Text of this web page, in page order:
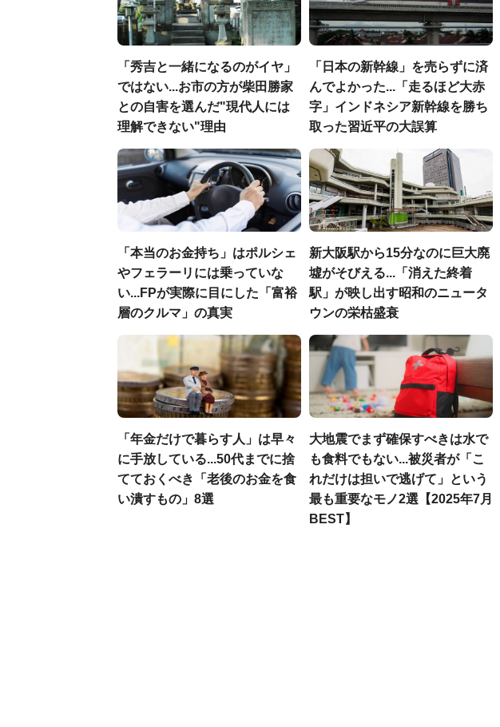
「秀吉と一緒になるのがイヤ」
ではない...お市の方が柴田勝家
との自害を選んだ"現代人には
理解できない"理由
「日本の新幹線」を売らずに済
んでよかった...「走るほど大赤
字」インドネシア新幹線を勝ち
取った習近平の大誤算
「本当のお金持ち」はポルシェ
やフェラーリには乗っていな
い...FPが実際に目にした「富裕
層のクルマ」の真実
新大阪駅から15分なのに巨大廃
墟がそびえる...「消えた終着
駅」が映し出す昭和のニュータ
ウンの栄枯盛衰
「年金だけで暮らす人」は早々
に手放している...50代までに捨
てておくべき「老後のお金を食
い潰すもの」8選
大地震でまず確保すべきは水で
も食料でもない...被災者が「こ
れだけは担いで逃げて」という
最も重要なモノ2選【2025年7月
BEST】